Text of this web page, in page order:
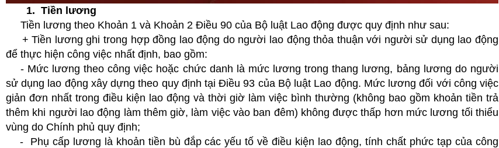
1. Tiền lương
Tiền lương theo Khoản 1 và Khoản 2 Điều 90 của Bộ luật Lao động được quy định như sau:
+ Tiền lương ghi trong hợp đồng lao động do người lao động thỏa thuận với người sử dụng lao động
để thực hiện công việc nhất định, bao gồm:
- Mức lương theo công việc hoặc chức danh là mức lương trong thang lương, bảng lương do người
sử dụng lao động xây dựng theo quy định tại Điều 93 của Bộ luật Lao động. Mức lương đối với công việc
giản đơn nhất trong điều kiện lao động và thời giờ làm việc bình thường (không bao gồm khoản tiền trả
thêm khi người lao động làm thêm giờ, làm việc vào ban đêm) không được thấp hơn mức lương tối thiểu
vùng do Chính phủ quy định;
- Phụ cấp lương là khoản tiền bù đắp các yếu tố về điều kiện lao động, tính chất phức tạp của công